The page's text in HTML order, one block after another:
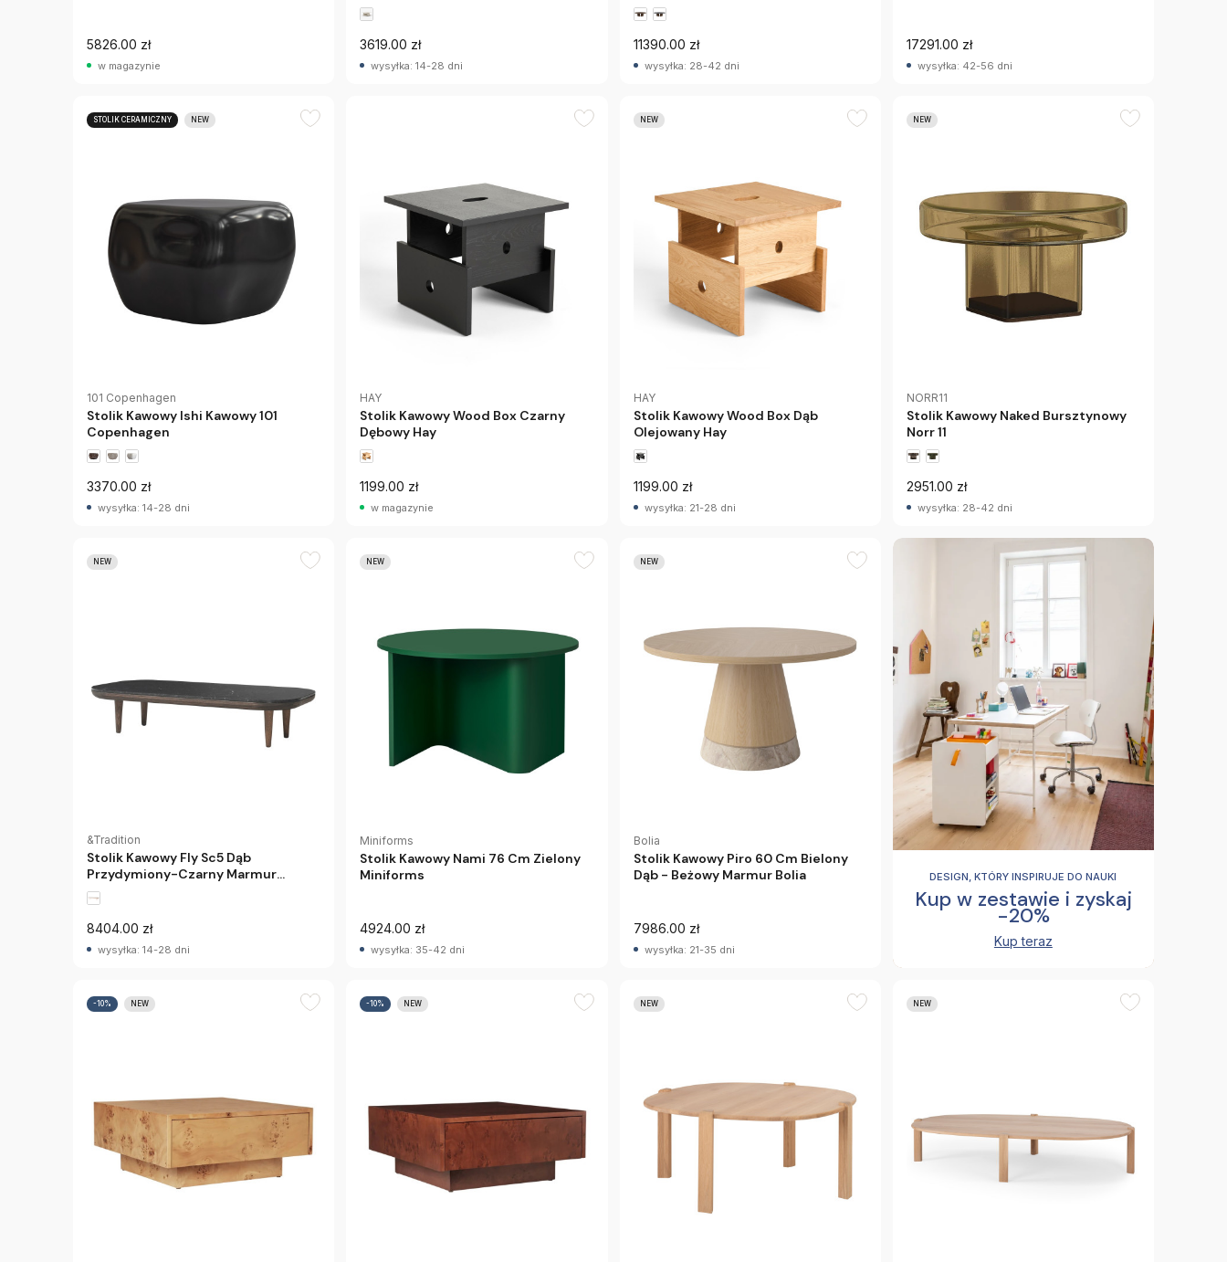
5826.00 zł
w magazynie
3619.00 zł
wysyłka: 14-28 dni
11390.00 zł
wysyłka: 28-42 dni
17291.00 zł
wysyłka: 42-56 dni
STOLIK CERAMICZNY NEW
101 Copenhagen
Stolik Kawowy Ishi Kawowy 101
Copenhagen
3370.00 zł
wysyłka: 14-28 dni
HAY
Stolik Kawowy Wood Box Czarny
Dębowy Hay
1199.00 zł
w magazynie
NEW
HAY
Stolik Kawowy Wood Box Dąb
Olejowany Hay
1199.00 zł
wysyłka: 21-28 dni
NEW
NORR11
Stolik Kawowy Naked Bursztynowy
Norr 11
2951.00 zł
wysyłka: 28-42 dni
NEW
&Tradition
Stolik Kawowy Fly Sc5 Dąb
Przydymiony-Czarny Marmur
Andtradition
8404.00 zł
wysyłka: 14-28 dni
NEW
Miniforms
Stolik Kawowy Nami 76 Cm Zielony
Miniforms
4924.00 zł
wysyłka: 35-42 dni
NEW
Bolia
Stolik Kawowy Piro 60 Cm Bielony
Dąb - Beżowy Marmur Bolia
7986.00 zł
wysyłka: 21-35 dni
DESIGN, KTÓRY INSPIRUJE DO NAUKI
Kup w zestawie i zyskaj
-20%
Kup teraz
-10% NEW -10% NEW NEW NEW